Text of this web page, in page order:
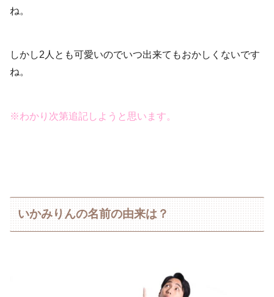
ね。
しかし2人とも可愛いのでいつ出来てもおかしくないです
ね。
※わかり次第追記しようと思います。
いかみりんの名前の由来は？